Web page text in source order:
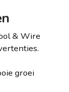
& Wire
groei